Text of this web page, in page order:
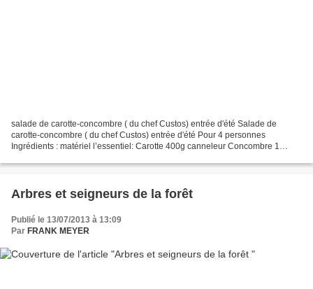
salade de carotte-concombre ( du chef Custos) entrée d'été Salade de
carotte-concombre ( du chef Custos) entrée d'été Pour 4 personnes
Ingrédients : matériel l’essentiel: Carotte 400g canneleur Concombre 1
Arbres et seigneurs de la forêt
Publié le 13/07/2013 à 13:09
Par FRANK MEYER